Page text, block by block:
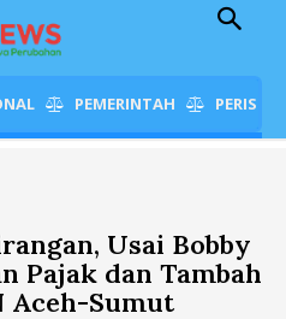
PEMERINTAH
Usai Bobby
Pajak dan Tambah
Aceh-Sumut